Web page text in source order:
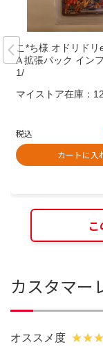
こ*ち様 オドリドリ
A 拡張パック イン
1/
マイストア在庫：
税込
カートに入
カスタマー
オススメ度